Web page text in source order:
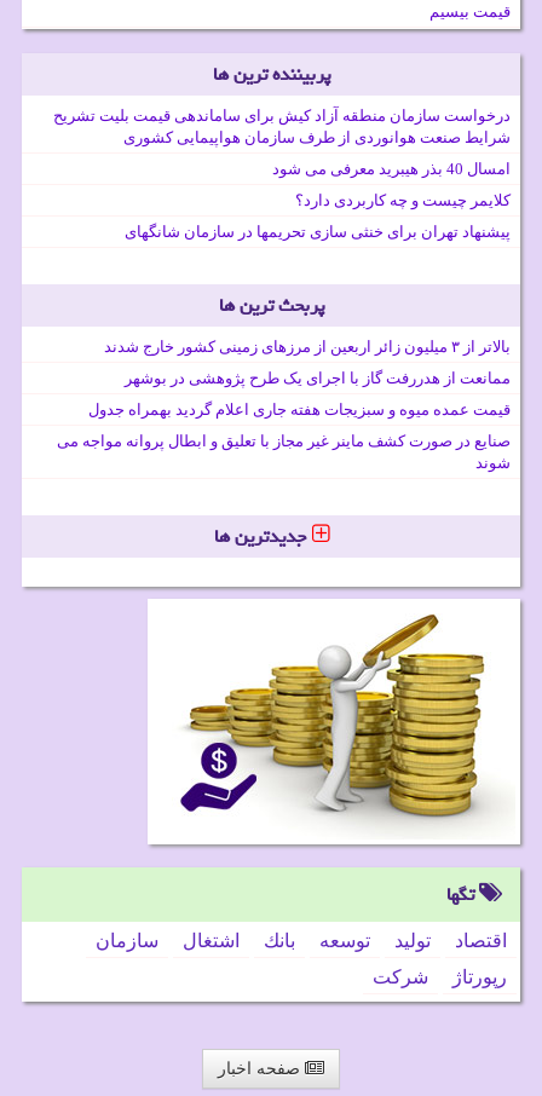
قیمت بیسیم
پربیننده ترین ها
درخواست سازمان منطقه آزاد کیش برای ساماندهی قیمت بلیت تشریح
شرایط صنعت هوانوردی از طرف سازمان هواپیمایی کشوری
امسال 40 بذر هیبرید معرفی می شود
کلایمر چیست و چه کاربردی دارد؟
پیشنهاد تهران برای خنثی سازی تحریمها در سازمان شانگهای
پربحث ترین ها
بالاتر از ۳ میلیون زائر اربعین از مرزهای زمینی کشور خارج شدند
ممانعت از هدررفت گاز با اجرای یک طرح پژوهشی در بوشهر
قیمت عمده میوه و سبزیجات هفته جاری اعلام گردید بهمراه جدول
صنایع در صورت کشف ماینر غیر مجاز با تعلیق و ابطال پروانه مواجه می
شوند
جدیدترین ها
تگها
اقتصاد تولید توسعه بانك اشتغال
سازمان
رپورتاژ
شركت
صفحه اخبار